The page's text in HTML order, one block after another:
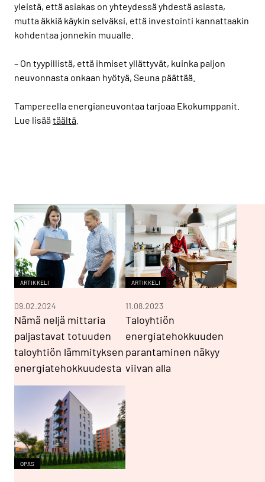
yleistä, että asiakas on yhteydessä yhdestä asiasta,
mutta äkkiä käykin selväksi, että investointi kannattaakin
kohdentaa jonnekin muualle.
– On tyypillistä, että ihmiset yllättyvät, kuinka paljon
neuvonnasta onkaan hyötyä, Seuna päättää.
Tampereella energianeuvontaa tarjoaa Ekokumppanit.
Lue lisäätäältä
ARTIKKELI
Nämä neljä mittaria
paljastavat totuuden
taloyhtiön lämmityksen
energiatehokkuudesta
09.02.2024
ARTIKKELI
Taloyhtiön
energiatehokkuuden
parantaminen näkyy
viivan alla
11.08.2023
OPAS